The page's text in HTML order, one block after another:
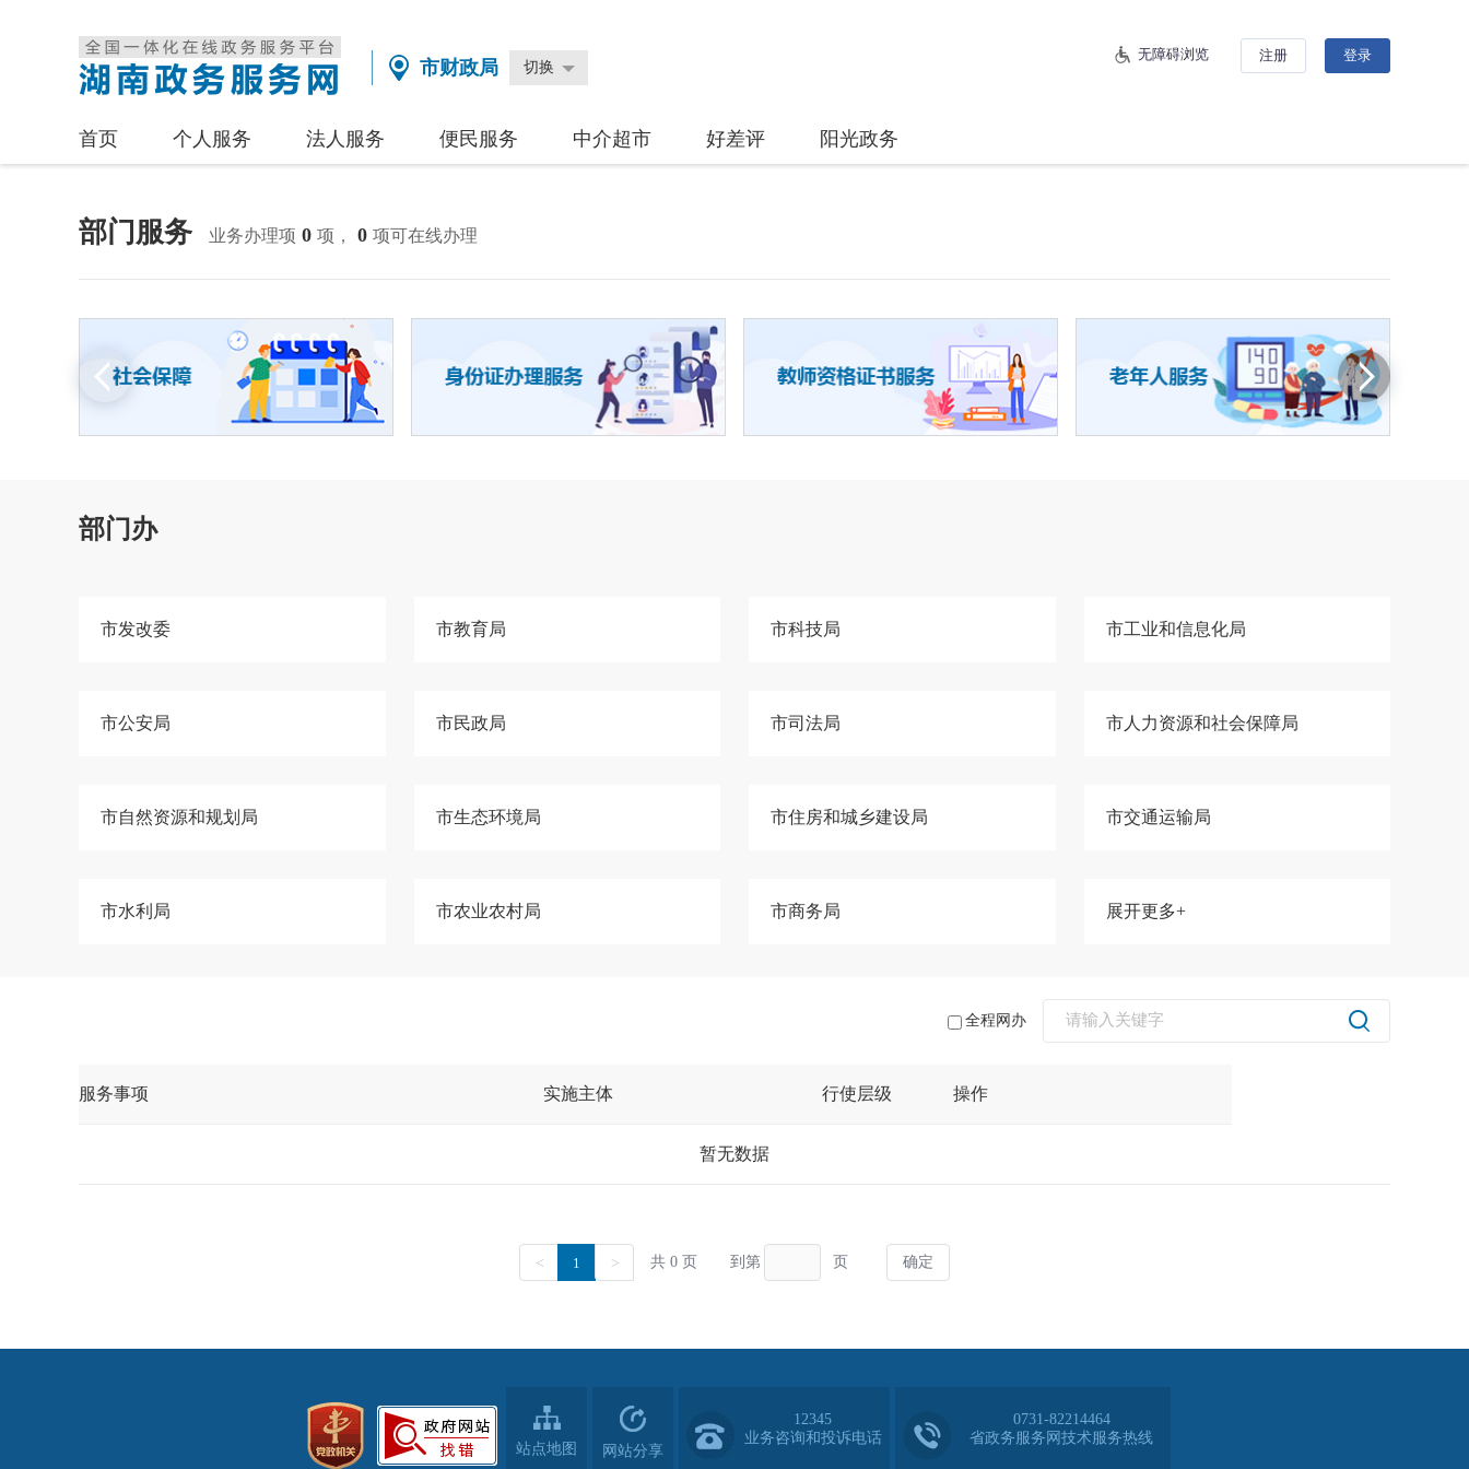
市财政局 切换
无障碍浏览 注册 登录
首页 个人服务 法人服务 便民服务 中介超市 好差评 阳光政务
部门服务 业务办理项 0 项， 0 项可在线办理
部门办
市发改委 市教育局 市科技局 市工业和信息化局
市公安局 市民政局 市司法局 市人力资源和社会保障局
市自然资源和规划局 市生态环境局 市住房和城乡建设局 市交通运输局
市水利局 市农业农村局 市商务局 展开更多+
全程网办
站点地图 网站分享
12345
业务咨询和投诉电话
0731-82214464
省政务服务网技术服务热线